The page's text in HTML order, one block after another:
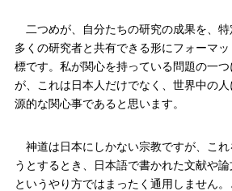
二つめが、自分たちの研究の成果を、
多くの研究者と共有できる形にフォーマ
標です。私が関心を持っている問題の一
が、これは日本人だけでなく、世界中の
源的な関心事であると思います。
神道は日本にしかない宗教ですが、こ
うとするとき、日本語で書かれた文献や
というやり方ではまったく通用しません